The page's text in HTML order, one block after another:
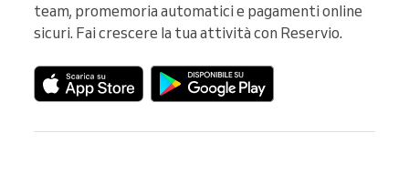
team, promemoria automatici e pagamenti online
sicuri. Fai crescere la tua attività con Reservio.